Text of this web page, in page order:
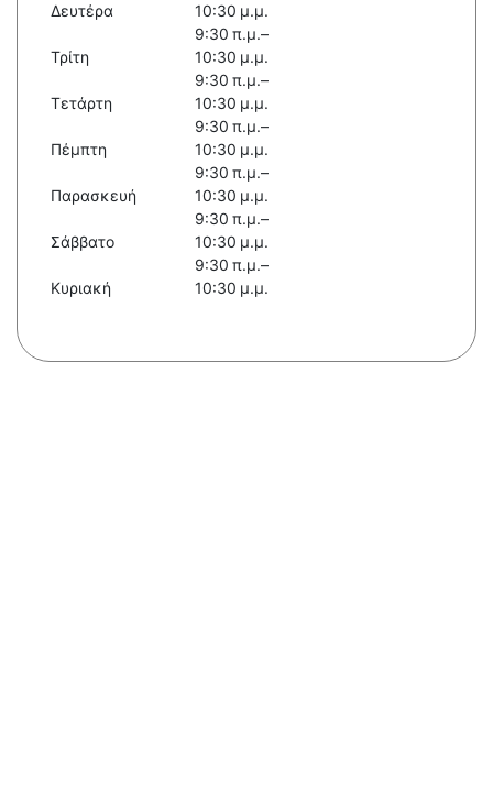
Δευτέρα
10:30 μ.μ.
Τρίτη
9:30 π.μ.–
10:30 μ.μ.
Τετάρτη
9:30 π.μ.–
10:30 μ.μ.
Πέμπτη
9:30 π.μ.–
10:30 μ.μ.
Παρασκευή
9:30 π.μ.–
10:30 μ.μ.
Σάββατο
9:30 π.μ.–
10:30 μ.μ.
Κυριακή
9:30 π.μ.–
10:30 μ.μ.